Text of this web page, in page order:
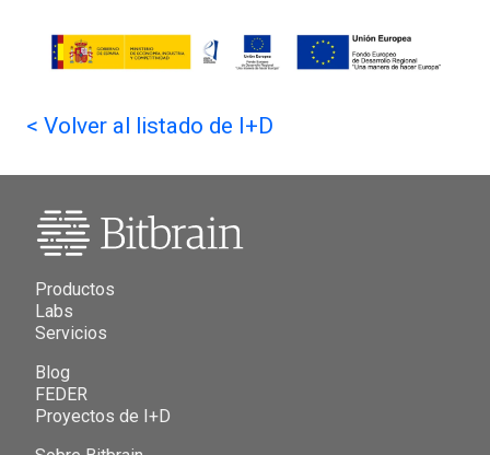
< Volver al listado de I+D
Productos
Labs
Servicios
Blog
FEDER
Proyectos de I+D